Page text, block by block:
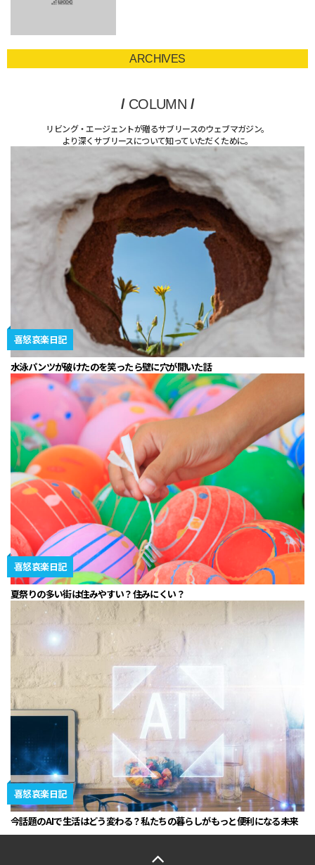
ARCHIVES
/ COLUMN /
リビング・エージェントが贈るサブリースのウェブマガジン。
より深くサブリースについて知っていただくために。
喜怒哀楽日記
水泳パンツが破けたのを笑ったら壁に穴が開いた話
喜怒哀楽日記
夏祭りの多い街は住みやすい？住みにくい？
喜怒哀楽日記
今話題のAIで生活はどう変わる？私たちの暮らしがもっと便利になる未来